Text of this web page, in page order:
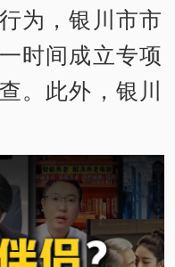
为，银川市市
时间成立专项
。此外，银川